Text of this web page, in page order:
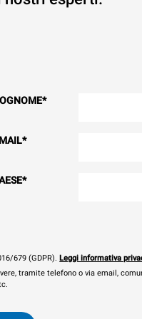
*
*
*
679 (GDPR). Leggi informativa
tramite telefono o via email,